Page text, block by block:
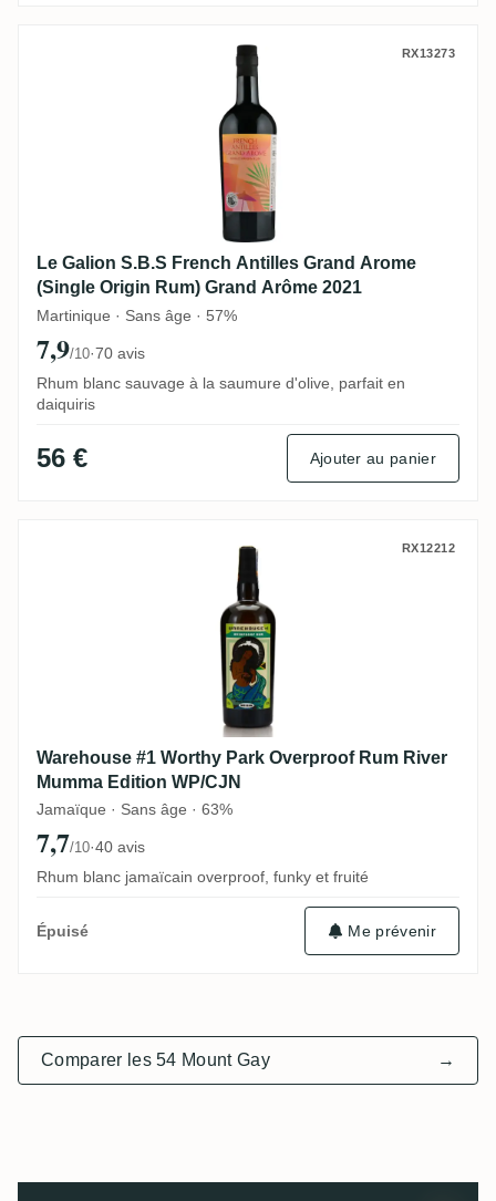
Le Galion S.B.S French Antilles Grand
RX13273
Le Galion S.B.S French Antilles Grand Arome
(Single Origin Rum) Grand Arôme 2021
Martinique · Sans âge · 57%
7,9/10·70 avis
Rhum blanc sauvage à la saumure d'olive, parfait en
daiquiris
56 € Ajouter au panier
Warehouse #1 Worthy Park Overproof
RX12212
Warehouse #1 Worthy Park Overproof Rum River
Mumma Edition WP/CJN
Jamaïque · Sans âge · 63%
7,7/10·40 avis
Rhum blanc jamaïcain overproof, funky et fruité
Épuisé Me prévenir
Comparer les 54 Mount Gay →